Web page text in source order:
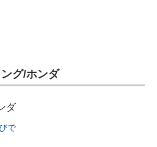
グ/ホンダ
で